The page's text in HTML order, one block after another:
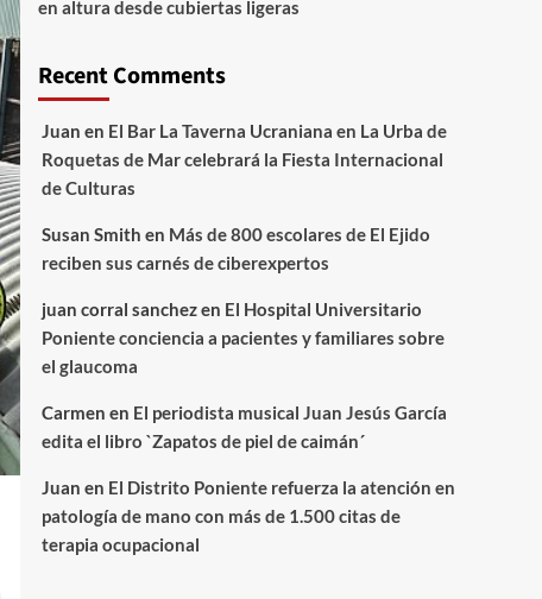
en altura desde cubiertas ligeras
Recent Comments
Juan en El Bar La Taverna Ucraniana en La Urba de
Roquetas de Mar celebrará la Fiesta Internacional
de Culturas
Susan Smith en Más de 800 escolares de El Ejido
reciben sus carnés de ciberexpertos
juan corral sanchezen El Hospital Universitario
Poniente conciencia a pacientes y familiares sobre
el glaucoma
Carmen en El periodista musical Juan Jesús García
edita el libro `Zapatos de piel de caimán´
Juan en El Distrito Poniente refuerza la atención en
patología de mano con más de 1.500 citas de
terapia ocupacional